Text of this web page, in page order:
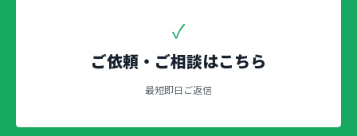
✓
ご依頼・ご相談はこちら
最短即日ご返信